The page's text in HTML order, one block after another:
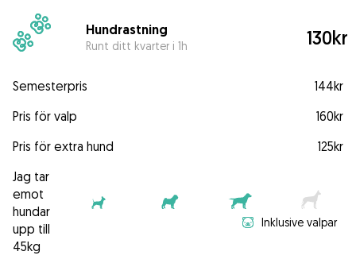
Hundrastning
Runt ditt kvarter i 1h 130kr
Semesterpris
144kr
Pris för valp
160kr
Pris för extra hund
125kr
Jag tar
emot
hundar
upp till
45kg
Inklusive valpar